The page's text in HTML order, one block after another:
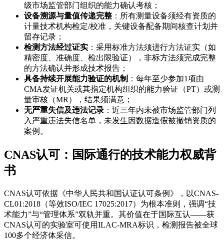
级市场监管部门组织的能力确认考核；
设备溯源与量值传递完整 ：所有测量设备须经有资质的
计量技术机构检定/校准，关键设备配备期间核查计划并
留存记录；
检测方法经过证实 ：采用标准方法须进行方法证实（如
精密度、准确度、检出限验证），非标方法须完成完整
的方法确认并形成技术报告；
具备持续开展能力验证的机制 ：每年至少参加1项由
CMA发证机关或其指定机构组织的能力验证（PT）或测
量审核（MR），结果须满意；
无严重失信及违法记录 ：近三年内未被市场监管部门列
入严重违法失信名单，未发生因数据造假被撤销资质的
案例。
CNAS认可：国际通行的技术能力权威背
书
CNAS认可依据《中华人民共和国认证认可条例》，以CNAS-
CL01:2018（等效ISO/IEC 17025:2017）为根本准则，强调“技
术能力”与“管理体系”双轨并重。其价值在于国际互认——获
CNAS认可的实验室可使用ILAC-MRA标识，检测报告被全球
100多个经济体采信。